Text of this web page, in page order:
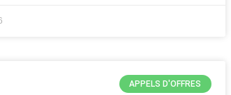
APPELS D'OFFRES